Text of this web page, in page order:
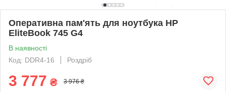
Оперативна пам'ять для ноутбука HP
EliteBook 745 G4
В наявності
Код: DDR4-16
Роздріб
3 777 ₴ 3 976 ₴